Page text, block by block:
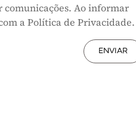
comunicações. Ao informar
a Política de Privacidade.
ENVIAR